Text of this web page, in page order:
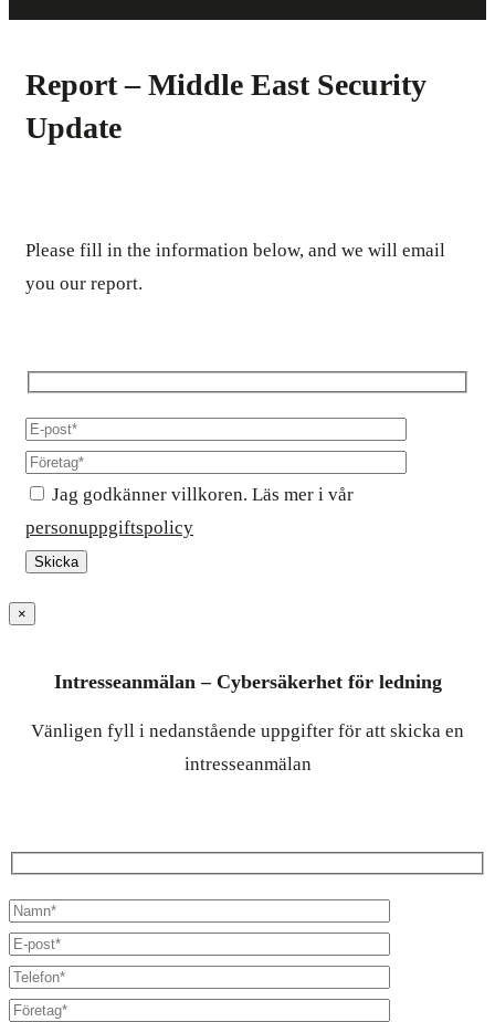
Report – Middle East Security
Update
Please fill in the information below, and we will email
you our report.
Jag godkänner villkoren. Läs mer i vår
personuppgiftspolicy
×
Intresseanmälan – Cybersäkerhet för ledning
Vänligen fyll i nedanstående uppgifter för att skicka en
intresseanmälan